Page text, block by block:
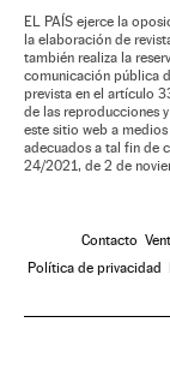
EL PAÍS ejerce la
la elaboración de
también realiza la
comunicación pública
prevista en el artículo
de las reproducciones
este sitio web a
adecuados a tal fin de
24/2021, de 2 de
Contacto
Política de privacidad